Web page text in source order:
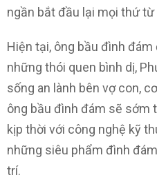
ngần bắt đầu lại mọi thứ từ
Hiện tại, ông bầu đình đám
những thói quen bình dị,
sống an lành bên vợ con,
ông bầu đình đám sẽ sớm
kịp thời với công nghệ kỹ
những siêu phẩm đình
trí.